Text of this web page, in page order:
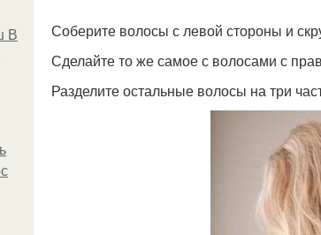
В
Соберите волосы с левой стороны и
Сделайте то же самое с волосами с
Разделите остальные волосы на три